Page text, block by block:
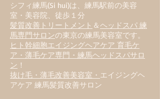
シフィ練馬(Si hui)は、 練馬駅前の美容
室・美容院、徒歩１分
髪質改善トリートメント ＆ヘッドスパ 練
馬専門サロンの東京の練馬美容室です。
ヒト幹細胞エイジングヘアケア 育毛ケ
ア・薄毛ケア専門・練馬ヘッドスパサロ
ン ！
抜け毛・薄毛改善美容室・ エイジングヘ
アケア 練馬髪質改善サロン